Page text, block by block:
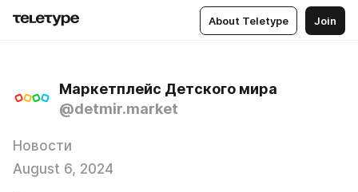
About Teletype Join
Маркетплейс Детского мира
@detmir.market
Новости
August 6, 2024